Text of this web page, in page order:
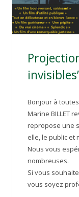
Bonjour à
Marine BILLET
repropose une
elle, le public et
Nous vous
nombreuses.
Si vous
vous soyez